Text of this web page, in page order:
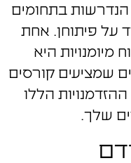
הנדרשות בתחומים
על פיתוחן. אחת
מיומנויות היא
שמציעים קורסים
הללו
שלך.